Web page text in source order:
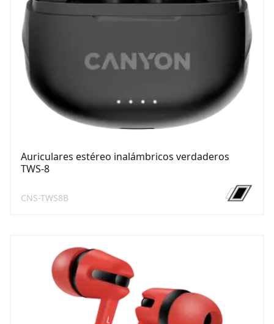
Auriculares estéreo inalámbricos verdaderos
TWS-8
CNS-TWS8B